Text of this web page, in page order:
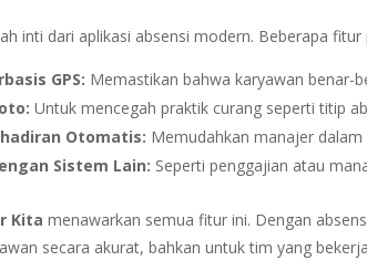
inti dari aplikasi absensi modern. Beberapa
GPS: Memastikan bahwa karyawan benar-
Untuk mencegah praktik curang seperti titip
Otomatis: Memudahkan manajer
Sistem Lain: Seperti penggajian atau
Kita menawarkan semua fitur ini. Dengan
secara akurat, bahkan untuk tim yang